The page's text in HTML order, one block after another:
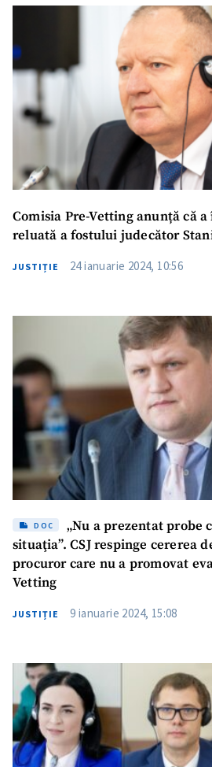
Comisia Pre-Vetting anunță că
reluată a fostului judecător
JUSTIȚIE 24 ianuarie 2024, 10:56
DOC
„Nu a prezentat probe
situaţia”. CSJ respinge cererea
procuror care nu a promovat
Vetting
JUSTIȚIE 9 ianuarie 2024, 15:08
ȘTIREA MEA
Titlu știre+ Adaugă titlu